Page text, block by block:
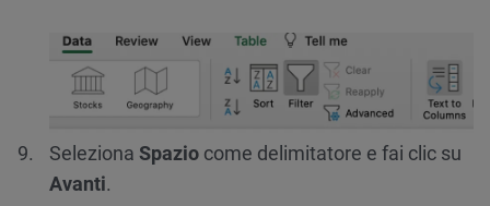
Seleziona Spazio come delimitatore e fai clic su
Avanti.